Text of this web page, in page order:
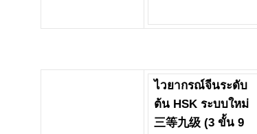
ไวยากรณ์จีนระดับ
ต้น HSK ระบบใหม่
三等九级 (3 ขั้น 9